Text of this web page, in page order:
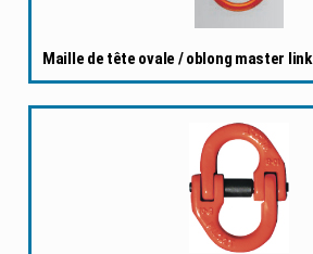
Maille de tête ovale / oblong master link